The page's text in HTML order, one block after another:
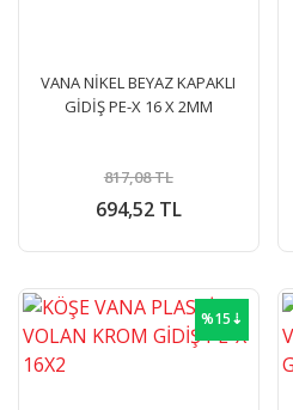
VANA NİKEL BEYAZ KAPAKLI
GİDİŞ PE-X 16 X 2MM
694,52 TL
817,08 TL
%15⇣